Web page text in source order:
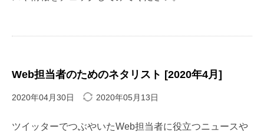
Web担当者のためのネタリスト [2020年4月]
2020年04月30日 2020年05月13日
ツイッターでつぶやいたWeb担当者に役立つニュースや